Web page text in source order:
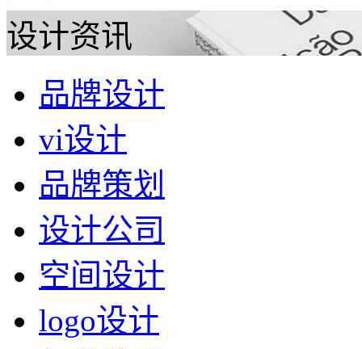
设计资讯
品牌设计
vi设计
品牌策划
设计公司
空间设计
logo设计